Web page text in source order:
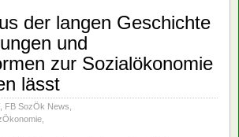
der langen Geschichte
und
zur Sozialökonomie
lässt
FB SozÖk News